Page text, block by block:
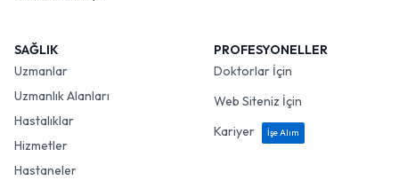
SAĞLIK
Uzmanlar
Uzmanlık Alanları
Hastalıklar
Hizmetler
Hastaneler
PROFESYONELLER
Doktorlar İçin
Web Siteniz İçin
Kariyer
İşe Alım